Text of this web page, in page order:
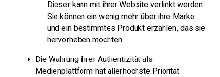
Dieser kann mit ihrer Website verlinkt werden.
Sie können ein wenig mehr über ihre Marke
und ein bestimmtes Produkt erzählen, das sie
hervorheben möchten.
Die Wahrung ihrer Authentizität als
Medienplattform hat allerhöchste Priorität.